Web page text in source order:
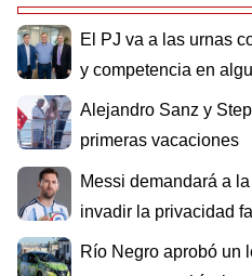
El PJ va a las urnas
y competencia en
Alejandro Sanz y
primeras vacaciones
Messi demandará a
invadir la privacidad
Río Negro aprobó un